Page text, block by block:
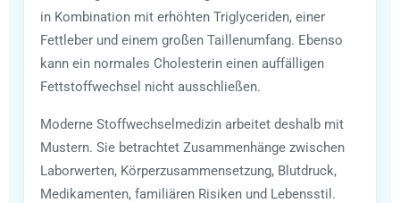
in Kombination mit erhöhten Triglyceriden, einer
Fettleber und einem großen Taillenumfang. Ebenso
kann ein normales Cholesterin einen auffälligen
Fettstoffwechsel nicht ausschließen.
Moderne Stoffwechselmedizin arbeitet deshalb mit
Mustern. Sie betrachtet Zusammenhänge zwischen
Laborwerten, Körperzusammensetzung, Blutdruck,
Medikamenten, familiären Risiken und Lebensstil.